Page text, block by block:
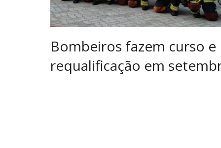
Bombeiros fazem curso e
requalificação em